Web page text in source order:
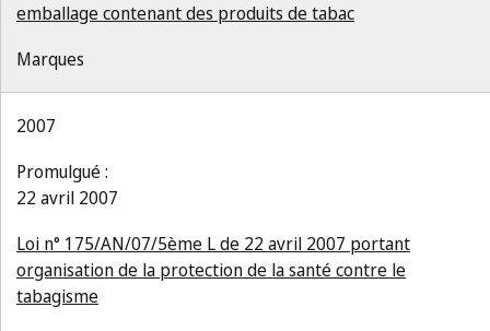
emballage contenant des produits de tabac
Marques
2007
Promulgué :
22 avril 2007
Loi n° 175/AN/07/5ème L de 22 avril 2007 portant
organisation de la protection de la santé contre le
tabagisme